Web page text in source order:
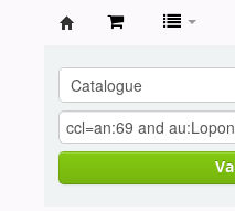
contestataires